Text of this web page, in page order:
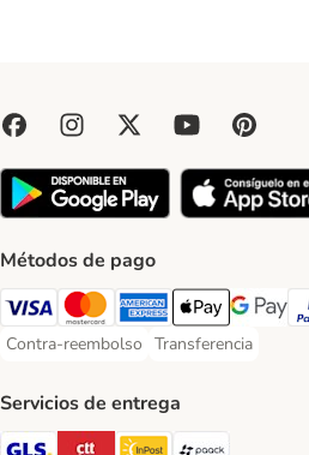
Métodos de pago
Visa Payment Method
Mastercard Payment Method
American Express
Apple PayGoogle
Contra-reembolso
Contra-reembolso Payment Method
Transferencia
Transferencia
Servicios de entrega
GLS Shipping Method
CTTExpress Shipping
InPost Shipping